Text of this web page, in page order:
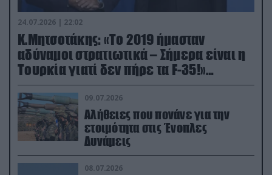
24.07.2026 | 22:02
Κ.Μητσοτάκης: «Το 2019 ήμασταν
αδύναμοι στρατιωτικά – Σήμερα είναι η
Τουρκία γιατί δεν πήρε τα F-35!»
(βίντεο)
09.07.2026
Αλήθειες που πονάνε για την
ετοιμότητα στις Ένοπλες
Δυνάμεις
08.07.2026